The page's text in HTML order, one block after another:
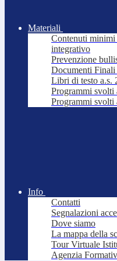
Materiali
Contenuti minimi
integrativo
Prevenzione
Documenti Finali
Libri di testo a.s.
Programmi svolti
Programmi svolti
Info
Contatti
Segnalazioni
Dove siamo
La mappa della
Tour Virtuale
Agenzia